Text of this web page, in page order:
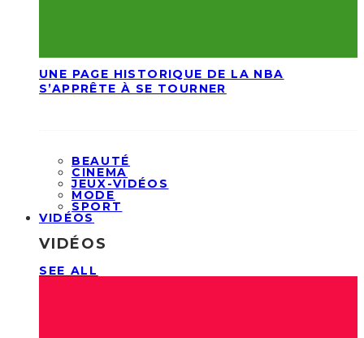
UNE PAGE HISTORIQUE DE LA NBA
S’APPRÊTE À SE TOURNER
BEAUTÉ
CINEMA
JEUX-VIDÉOS
MODE
SPORT
VIDÉOS
VIDÉOS
SEE ALL